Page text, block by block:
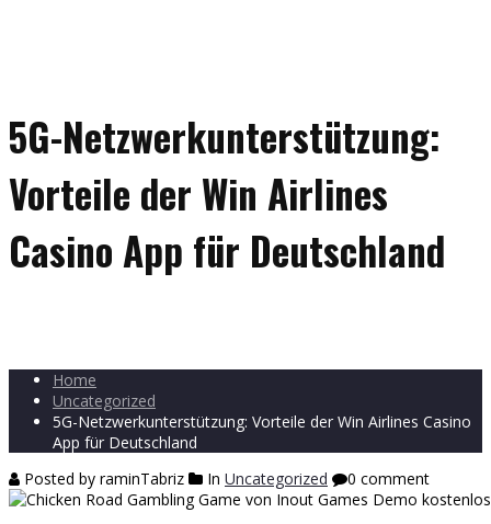
5G-Netzwerkunterstützung:
Vorteile der Win Airlines
Casino App für Deutschland
Home
Uncategorized
5G-Netzwerkunterstützung: Vorteile der Win Airlines Casino
App für Deutschland
Posted by raminTabriz
In Uncategorized 0 comment